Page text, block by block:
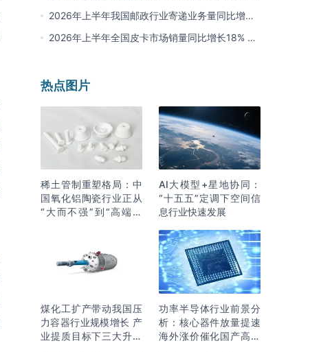
月累计产量同比下降8.4%
2026年上半年我国邮政行业寄递业务量同比增长
4.2% 业务收入同比增长6%
2026年上半年全国皮卡市场销量同比增长18% 出
热点图片
稀土管制重塑格局：中
国氧化铝陶瓷行业正从
“大而不强”到“高端突
AI大模型+星地协同：
“十五五”定调下空间信
息行业快速发展
煤化工扩产带动我国压
力容器行业规模增长 产
业提质目标下三大升级
功率半导体行业前景分
析：核心器件放量提速
海外涨价催化国产高端